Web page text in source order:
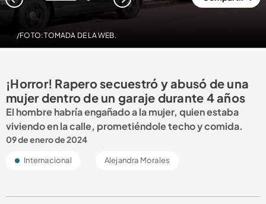
/FOTO: TOMADA DE LA WEB.
¡Horror! Rapero secuestró y abusó de una
mujer dentro de un garaje durante 4 años
El hombre habría engañado a la mujer, quien estaba
viviendo en la calle, prometiéndole techo y comida.
09 de enero de 2024
Internacional Alejandra Morales